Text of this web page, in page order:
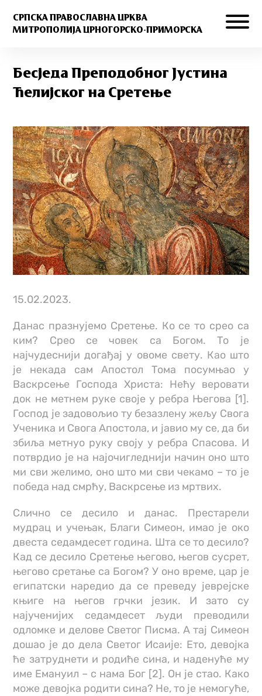
СРПСКА ПРАВОСЛАВНА ЦРКВА
МИТРОПОЛИЈА ЦРНОГОРСКО-ПРИМОРСКА
Бесjеда Преподобног Јустина
Ћелијског на Сретење
15.02.2023.
Данас празнујемо Сретење. Ко се то срео са
ким? Срео се човек са Богом. То је
најчудеснији догађај у овоме свету. Као што
је некада сам Апостол Тома посумњао у
Васкрсење Господа Христа: Нећу веровати
док не метнем руке своје у ребра Његова [1].
Господ је задовољио ту безазлену жељу Свога
Ученика и Свога Апостола, и јавио му се, да би
збиља метнуо руку своју у ребра Спасова. И
потврдио је на најочигледнији начин оно што
ми сви желимо, оно што ми сви чекамо – то је
победа над смрћу, Васкрсење из мртвих.
Слично се десило и данас. Престарели
мудрац и учењак, Благи Симеон, имао је око
двеста седамдесет година. Шта се то десило?
Кад се десило Сретење његово, његов сусрет,
његово сретање са Богом? У оно време, цар је
египатски наредио да се преведу јеврејске
књиге на његов грчки језик. И зато су
најученијих седамдесет људи преводили
одломке и делове Светог Писма. А тај Симеон
дошао је до дела Светог Исаије: Ето, девојка
ће затруднети и родиће сина, и наденуће му
име Емануил – с нама Бог [2]. Он је стао. Како
може девојка родити сина? Не, то је немогуће,